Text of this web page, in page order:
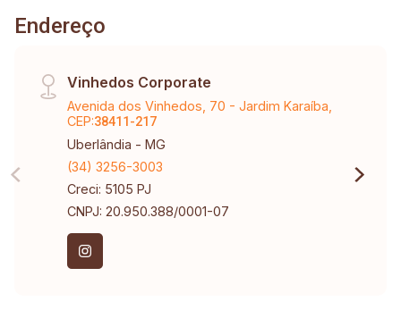
Endereço
Vinhedos Corporate
Avenida dos Vinhedos, 70 - Jardim Karaíba,
CEP:38411-217
Uberlândia - MG
(34) 3256-3003
Creci: 5105 PJ
CNPJ: 20.950.388/0001-07